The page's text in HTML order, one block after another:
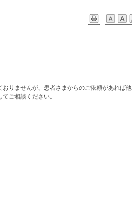
りませんが、患者さまからのご依頼があれば他
ご相談ください。